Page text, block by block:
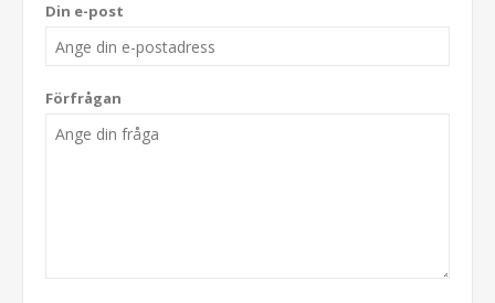
Din e-post
Förfrågan